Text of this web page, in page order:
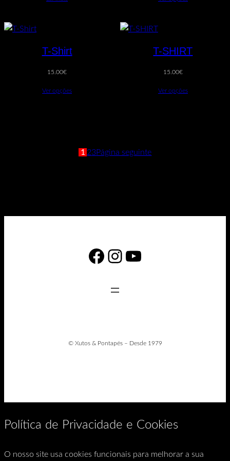
T-Shirt
15.00€
Ver opções
T-SHIRT
15.00€
Ver opções
1 23Página seguinte
Facebook
Instagram
YouTube
© Xutos & Pontapés – Desde 1979
Política de Privacidade e Cookies
O nosso site usa cookies funcionais para melhorar a sua